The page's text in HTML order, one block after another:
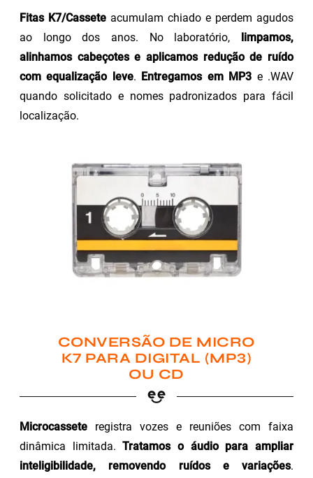
Fitas K7/Cassete acumulam chiado e perdem agudos
ao longo dos anos. No laboratório, limpamos,
alinhamos cabeçotes e aplicamos redução de ruído
com equalização leve. Entregamos em MP3 e .WAV
quando solicitado e nomes padronizados para fácil
localização.
CONVERSÃO DE MICRO
K7 PARA DIGITAL (MP3)
OU CD
Microcassete registra vozes e reuniões com faixa
dinâmica limitada.Tratamos o áudio para ampliar
inteligibilidade, removendo ruídos e variações.